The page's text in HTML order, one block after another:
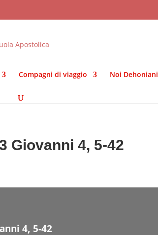
Compagni di viaggio Noi Dehoniani
Giovanni 4, 5-42
4, 5-42